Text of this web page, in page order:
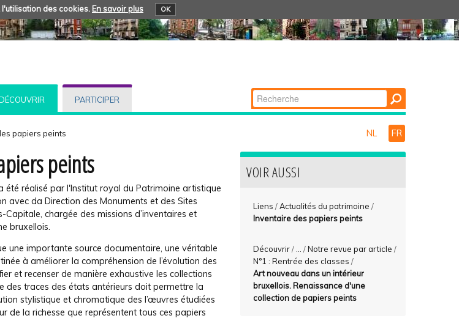
des cookies. En savoir plus OK
PARTICIPER Chercher par
Recherche
papiers peints NL FR
peints
été réalisé par l'Institut royal du Patrimoine artistique
avec da Direction des Monuments et des Sites
Capitale, chargée des missions d’inventaires et
bruxellois.
une importante source documentaire, une véritable
à améliorer la compréhension de l’évolution des
et recenser de manière exhaustive les collections
des traces des états antérieurs doit permettre la
stylistique et chromatique des l’œuvres étudiées
de la richesse que représentent tous ces papiers
VOIR AUSSI
Liens /Actualités du patrimoine /
Inventaire des papiers peints
Découvrir/ .../Notre revue par article /
N°1 : Rentrée des classes /
Art nouveau dans un intérieur
bruxellois. Renaissance d'une
collection de papiers peints